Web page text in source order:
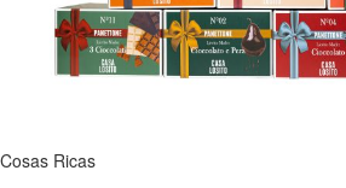
Cosas Ricas